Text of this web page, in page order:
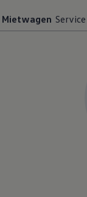
Mietwagen Service